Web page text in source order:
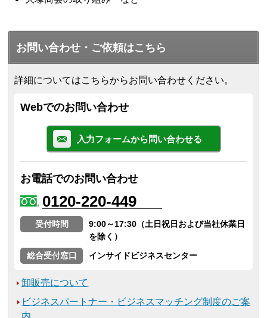
お問い合わせ・ご依頼はこちら
詳細についてはこちらからお問い合わせください。
Webでのお問い合わせ
入力フォームから問い合わせる
お電話でのお問い合わせ
0120-220-449
受付時間
9:00～17:30（土日祝日および当社休業日
を除く）
総合受付窓口
インサイドビジネスセンター
卸販売について
ビジネスパートナー・ビジネスマッチング制度のご案
内